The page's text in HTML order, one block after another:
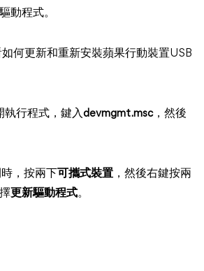
動程式。
何更新和重新安裝蘋果行動裝置USB
執行程式，鍵入devmgmt.msc，然後
，按兩下 可攜式裝置 ，然後右鍵按兩
更新驅動程式。